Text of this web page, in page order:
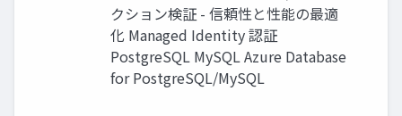
クション検証 - 信頼性と性能の最適
化 Managed Identity 認証
PostgreSQL MySQL Azure Database
for PostgreSQL/MySQL